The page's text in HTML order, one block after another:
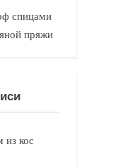
спицами
пряжи
из кос